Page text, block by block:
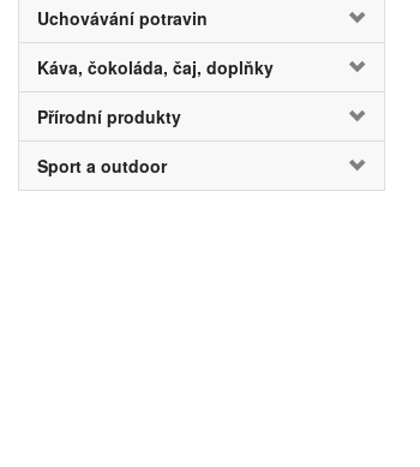
Uchovávání potravin
Káva, čokoláda, čaj, doplňky
Přírodní produkty
Sport a outdoor